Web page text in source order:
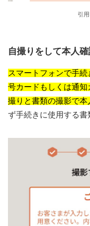
引
自撮りをして本人
スマートフォンで手
号カードもしくは通
撮りと書類の撮影で本
ず手続きに使用する書